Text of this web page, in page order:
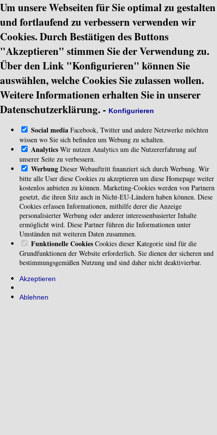
Um unsere Webseiten für Sie optimal zu gestalten
und fortlaufend zu verbessern verwenden wir
Cookies. Durch Bestätigen des Buttons
"Akzeptieren" stimmen Sie der Verwendung zu.
Über den Link "Konfigurieren" können Sie
auswählen, welche Cookies Sie zulassen wollen.
Weitere Informationen erhalten Sie in unserer
Datenschutzerklärung. - Konfigurieren
Social media Facebook, Twitter und andere Netzwerke möchten
wissen wo Sie sich befinden um Webung zu schalten.
Analytics Wir nutzen Analytics um die Nutzererfahrung auf
unserer Seite zu verbessern.
Werbung Dieser Webauftritt finanziert sich durch Werbung. Wir
bitte alle User diese Cookies zu akzeptieren um diese Homepage weiter
kostenlos anbieten zu können. Marketing-Cookies werden von Partnern
gesetzt, die ihren Sitz auch in Nicht-EU-Ländern haben können. Diese
Cookies erfassen Informationen, mithilfe derer die Anzeige
personalisierter Werbung oder anderer interessenbasierter Inhalte
ermöglicht wird. Diese Partner führen die Informationen unter
Umständen mit weiteren Daten zusammen.
Funktionelle Cookies Cookies dieser Kategorie sind für die
Grundfunktionen der Website erforderlich. Sie dienen der sicheren und
bestimmungsgemäßen Nutzung und sind daher nicht deaktivierbar.
Akzeptieren
Ablehnen